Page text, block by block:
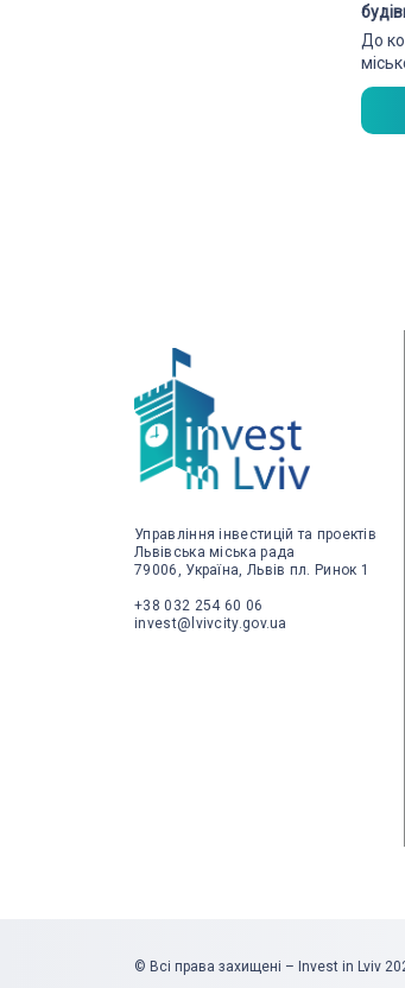
До
Управління інвестицій та проектів
Львівська міська рада
79006, Україна, Львів пл. Ринок 1
+38 032 254 60 06
invest@lvivcity.gov.ua
© Всі права захищені – Invest in Lviv